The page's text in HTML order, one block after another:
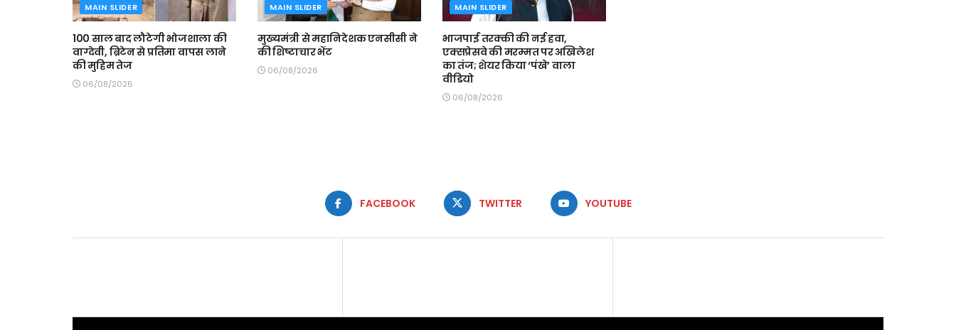
MAIN SLIDER
100 साल बाद लौटेगी भोजशाला की
वाग्देवी, ब्रिटेन से प्रतिमा वापस लाने
की मुहिम तेज
06/08/2026
MAIN SLIDER
मुख्यमंत्री से महानिदेशक एनसीसी ने
की शिष्टाचार भेंट
06/08/2026
MAIN SLIDER
भाजपाई तरक्की की नई हवा,
एक्सप्रेसवे की मरम्मत पर अखिलेश
का तंज; शेयर किया ‘पंखे’ वाला
वीडियो
06/08/2026
FACEBOOK TWITTER YOUTUBE